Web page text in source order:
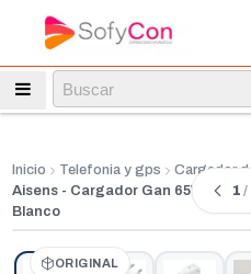
Inicio Telefonia y gps
Cargador
Aisens - Cargador Gan 65W,
Blanco
ORIGINAL
1 /